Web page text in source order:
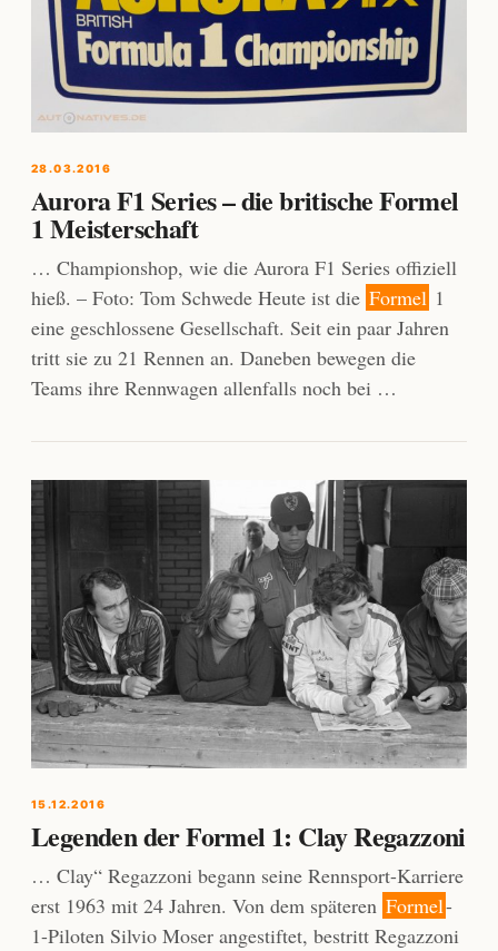
28.03.2016
Aurora F1 Series – die britische Formel
1 Meisterschaft
… Championshop, wie die Aurora F1 Series offiziell
hieß. – Foto: Tom Schwede Heute ist die Formel 1
eine geschlossene Gesellschaft. Seit ein paar Jahren
tritt sie zu 21 Rennen an. Daneben bewegen die
Teams ihre Rennwagen allenfalls noch bei …
15.12.2016
Legenden der Formel 1: Clay Regazzoni
… Clay“ Regazzoni begann seine Rennsport-Karriere
erst 1963 mit 24 Jahren. Von dem späteren Formel-
1-Piloten Silvio Moser angestiftet, bestritt Regazzoni